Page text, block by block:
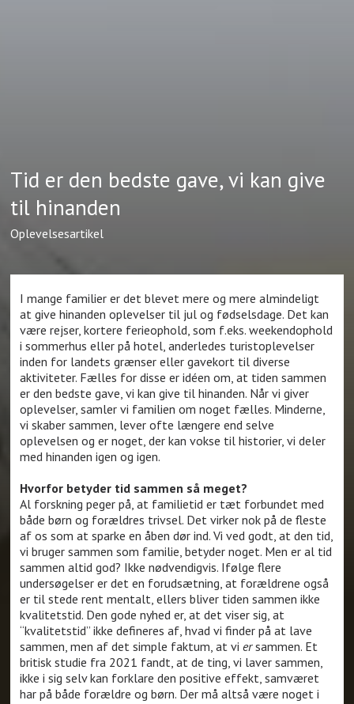
Tid er den bedste gave, vi kan give
til hinanden
Oplevelsesartikel
I mange familier er det blevet mere og mere almindeligt
at give hinanden oplevelser til jul og fødselsdage. Det kan
være rejser, kortere ferieophold, som f.eks. weekendophold
i sommerhus eller på hotel, anderledes turistoplevelser
inden for landets grænser eller gavekort til diverse
aktiviteter. Fælles for disse er idéen om, at tiden sammen
er den bedste gave, vi kan give til hinanden. Når vi giver
oplevelser, samler vi familien om noget fælles. Minderne,
vi skaber sammen, lever ofte længere end selve
oplevelsen og er noget, der kan vokse til historier, vi deler
med hinanden igen og igen.
Hvorfor betyder tid sammen så meget?
Al forskning peger på, at familietid er tæt forbundet med
både børn og forældres trivsel. Det virker nok på de fleste
af os som at sparke en åben dør ind. Vi ved godt, at den tid,
vi bruger sammen som familie, betyder noget. Men er al tid
sammen altid god? Ikke nødvendigvis. Ifølge flere
undersøgelser er det en forudsætning, at forældrene også
er til stede rent mentalt, ellers bliver tiden sammen ikke
kvalitetstid. Den gode nyhed er, at det viser sig, at
“kvalitetstid” ikke defineres af, hvad vi finder på at lave
sammen, men af det simple faktum, at viersammen. Et
britisk studie fra 2021 fandt, at de ting, vi laver sammen,
ikke i sig selv kan forklare den positive effekt, samværet
har på både forældre og børn. Der må altså være noget i